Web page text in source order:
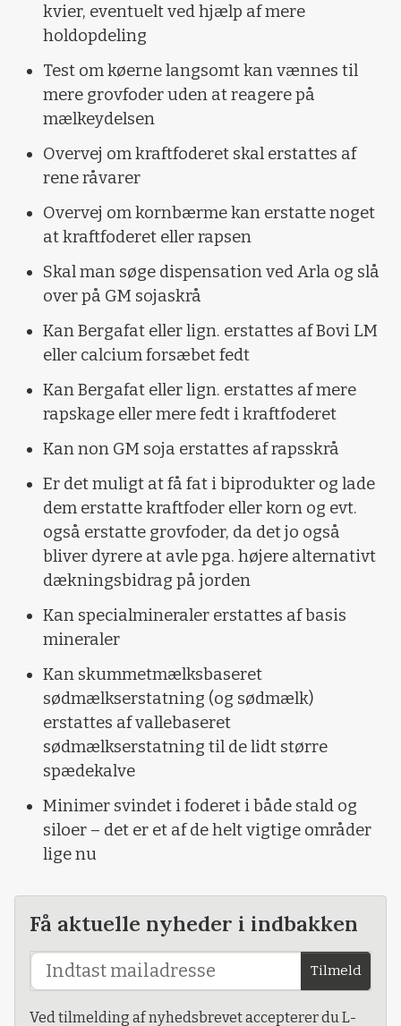
kvier, eventuelt ved hjælp af mere
holdopdeling
Test om køerne langsomt kan vænnes til
mere grovfoder uden at reagere på
mælkeydelsen
Overvej om kraftfoderet skal erstattes af
rene råvarer
Overvej om kornbærme kan erstatte noget
at kraftfoderet eller rapsen
Skal man søge dispensation ved Arla og slå
over på GM sojaskrå
Kan Bergafat eller lign. erstattes af Bovi LM
eller calcium forsæbet fedt
Kan Bergafat eller lign. erstattes af mere
rapskage eller mere fedt i kraftfoderet
Kan non GM soja erstattes af rapsskrå
Er det muligt at få fat i biprodukter og lade
dem erstatte kraftfoder eller korn og evt.
også erstatte grovfoder, da det jo også
bliver dyrere at avle pga. højere alternativt
dækningsbidrag på jorden
Kan specialmineraler erstattes af basis
mineraler
Kan skummetmælksbaseret
sødmælkserstatning (og sødmælk)
erstattes af vallebaseret
sødmælkserstatning til de lidt større
spædekalve
Minimer svindet i foderet i både stald og
siloer – det er et af de helt vigtige områder
lige nu
Få aktuelle nyheder i indbakken
Tilmeld
Ved tilmelding af nyhedsbrevet accepterer du L-